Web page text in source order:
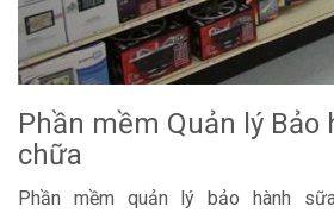
Phần mềm Quản lý Bảo
chữa
Phần mềm quản lý bảo hành­